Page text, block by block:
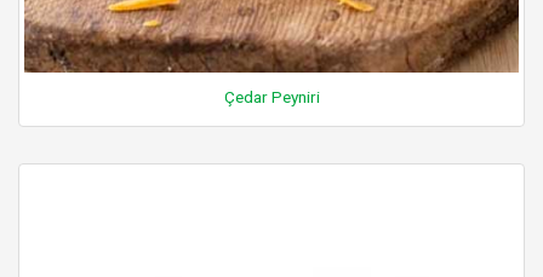
Çedar Peyniri